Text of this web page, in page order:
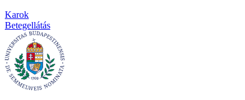
Karok
Betegellátás